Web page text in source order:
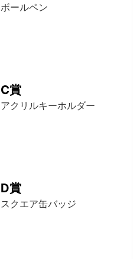
ボールペン
C賞
アクリルキーホルダー
D賞
スクエア缶バッジ